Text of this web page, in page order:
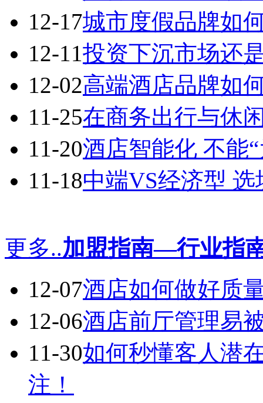
12-17城市度假品牌如
12-11投资下沉市场还
12-02高端酒店品牌如
11-25在商务出行与休
11-20酒店智能化 不能
11-18中端VS经济型
更多..加盟指南—行业指
12-07酒店如何做好质
12-06酒店前厅管理易
11-30如何秒懂客人潜
注！